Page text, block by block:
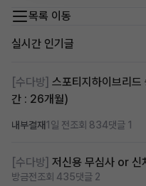
목록 이동
실시간 인기글
[수다방] 스포티지하이브리드
간 : 26개월)
내부결재1일 전조회 834댓글 1
[수다방] 저신용 무심사 or 신
방금전조회 435댓글 2